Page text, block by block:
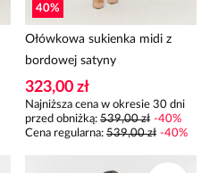
40%
Ołówkowa sukienka midi z
bordowej satyny
323,00 zł
Najniższa cena w okresie 30 dni
przed obniżką: 539,00 zł -40%
Cena regularna: 539,00 zł -40%